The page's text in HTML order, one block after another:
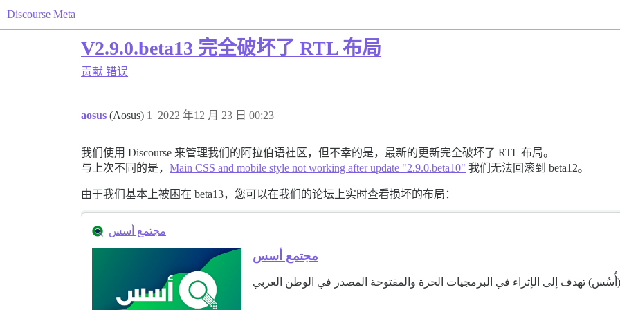
Discourse Meta
V2.9.0.beta13 完全破坏了 RTL 布局
贡献 错误
aosus (Aosus) 2022 年12 月 23 日 00:23
1
我们使用 Discourse 来管理我们的阿拉伯语社区，但不幸的是，最新的更新完全破坏了 RTL 布局。
与上次不同的是， Main CSS and mobile style not working after update "2.9.0.beta10" 我们无法回滚到 beta12。
由于我们基本上被困在 beta13，您可以在我们的论坛上实时查看损坏的布局：
مجتمع أسس
مجتمع أسس
تهدف إلى الإثراء في البرمجيات الحرة والمفتوحة المصدر في الوطن العربي